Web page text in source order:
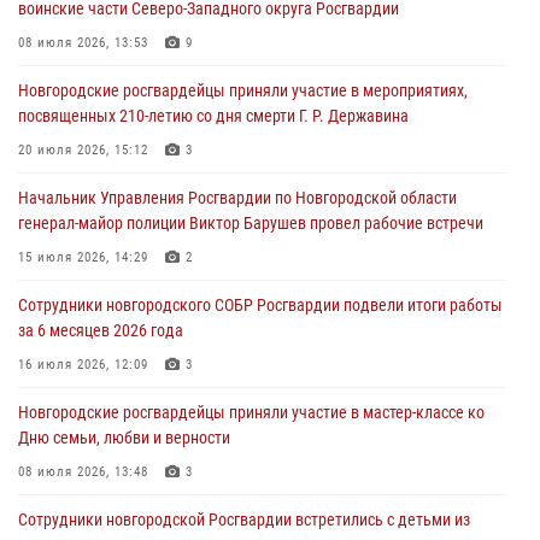
В Великом Новгороде сотрудники центра лицензионно-
разрешительной работы Росгвардии провели телефонную «горячую
30 июля 2026, 14:36 1
Новгородские росгвардейцы рассказали о службе детям из летнего
30 июля 2026, 08:40 5
Новгородские росгвардейцы задержали мужчину
Телесюжет в программе "Новгородское областное телевидение.
Новости часа." от 29 июля 2026 года. Новгородские призывники
29 июля 2026, 12:54 1
воинские части Северо-Западного округа Росгвардии
08 июля 2026, 13:53 9
Новгородские росгвардейцы приняли участие в мероприятиях,
посвященных 210-летию со дня смерти Г. Р. Державина
20 июля 2026, 15:12 3
Начальник Управления Росгвардии по Новгородской области
генерал-майор полиции Виктор Барушев провел рабочие встречи
15 июля 2026, 14:29 2
Сотрудники новгородского СОБР Росгвардии подвели итоги работы
за 6 месяцев 2026 года
16 июля 2026, 12:09 3
Новгородские росгвардейцы приняли участие в мастер-классе ко
Дню семьи, любви и верности
08 июля 2026, 13:48 3
Сотрудники новгородской Росгвардии встретились с детьми из